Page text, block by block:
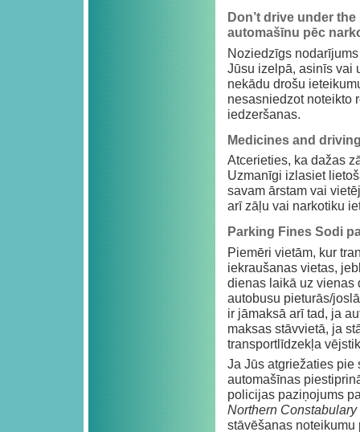
Don’t drive under
automašīnu pēc
Noziedzīgs
Jūsu izelpā, asinīs vai
nekādu drošu
nesasniedzot noteikto
iedzeršanas.
Medicines and
Atcerieties, ka dažas
Uzmanīgi izlasiet
savam ārstam vai
arī zāļu vai narkotiku
Parking Fines Sodi
Piemēri vietām, kur
iekraušanas vietas,
dienas laikā uz vienas
autobusu pieturās/
ir jāmaksā arī tad, ja
maksas stāvvietā, ja
transportlīdzekļa
Ja Jūs atgriežaties pie
automašīnas
policijas paziņojums
Northern
stāvēšanas noteikumu